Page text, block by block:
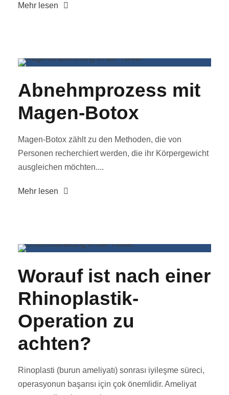
Mehr lesen
Abnehmprozess mit
Magen-Botox
Magen-Botox zählt zu den Methoden, die von
Personen recherchiert werden, die ihr Körpergewicht
ausgleichen möchten....
Mehr lesen
Worauf ist nach einer
Rhinoplastik-
Operation zu
achten?
Rinoplasti (burun ameliyatı) sonrası iyileşme süreci,
operasyonun başarısı için çok önemlidir. Ameliyat